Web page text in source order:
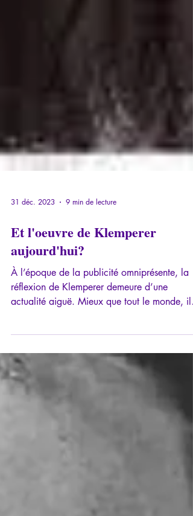
31 déc. 2023 9 min de lecture
Et l'oeuvre de Klemperer
aujourd'hui?
À l’époque de la publicité omniprésente, la